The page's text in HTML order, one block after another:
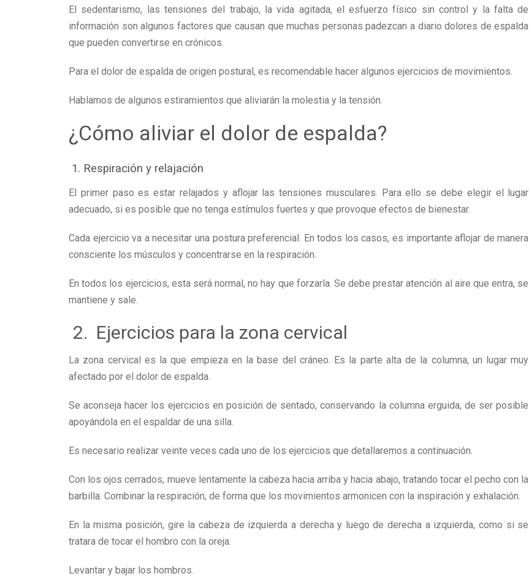
El sedentarismo, las tensiones del trabajo, la vida agitada, el esfuerzo físico sin control y la falta de
información son algunos factores que causan que muchas personas padezcan a diario dolores de espalda
que pueden convertirse en crónicos.
Para el dolor de espalda de origen postural, es recomendable hacer algunos ejercicios de movimientos.
Hablamos de algunos estiramientos que aliviarán la molestia y la tensión.
¿Cómo aliviar el dolor de espalda?
1. Respiración y relajación
El primer paso es estar relajados y aflojar las tensiones musculares. Para ello se debe elegir el lugar
adecuado, si es posible que no tenga estímulos fuertes y que provoque efectos de bienestar.
Cada ejercicio va a necesitar una postura preferencial. En todos los casos, es importante aflojar de manera
consciente los músculos y concentrarse en la respiración.
En todos los ejercicios, esta será normal, no hay que forzarla. Se debe prestar atención al aire que entra, se
mantiene y sale.
2. Ejercicios para la zona cervical
La zona cervical es la que empieza en la base del cráneo. Es la parte alta de la columna, un lugar muy
afectado por el dolor de espalda.
Se aconseja hacer los ejercicios en posición de sentado, conservando la columna erguida, de ser posible
apoyándola en el espaldar de una silla.
Es necesario realizar veinte veces cada uno de los ejercicios que detallaremos a continuación.
Con los ojos cerrados, mueve lentamente la cabeza hacia arriba y hacia abajo, tratando tocar el pecho con la
barbilla. Combinar la respiración, de forma que los movimientos armonicen con la inspiración y exhalación.
En la misma posición, gire la cabeza de izquierda a derecha y luego de derecha a izquierda, como si se
tratara de tocar el hombro con la oreja.
Levantar y bajar los hombros.